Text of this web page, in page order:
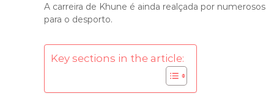
A carreira de Khune é ainda realçada por
para o desporto.
Key sections in the article: